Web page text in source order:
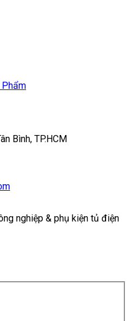
Phẩm
Bình, TP.HCM
nghiệp & phụ kiện tủ điện